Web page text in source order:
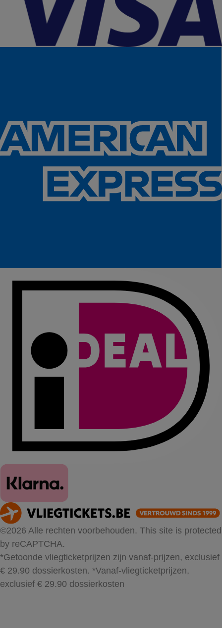
©2026 Alle rechten voorbehouden. This site is protected
by reCAPTCHA.
*Getoonde vliegticketprijzen zijn vanaf-prijzen, exclusief
€ 29.90 dossierkosten. *Vanaf-vliegticketprijzen,
exclusief € 29.90 dossierkosten